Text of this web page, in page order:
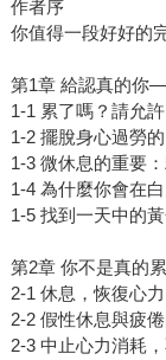
作者序
你值得一段好好的
第1章 給認真的你
1-1 累了嗎？請允
1-2 擺脫身心過勞的
1-3 微休息的重要
1-4 為什麼你會在
1-5 找到一天中的
第2章 你不是真的
2-1 休息，恢復心
2-2 假性休息與疲
2-3 中止心力消耗